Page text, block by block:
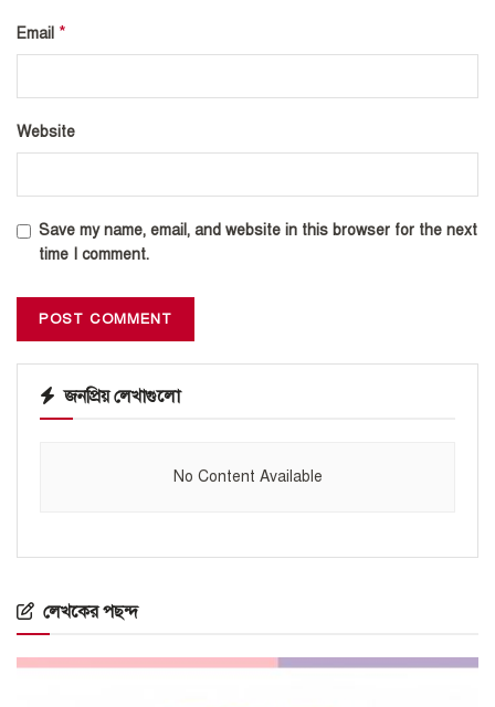
Email *
Website
Save my name, email, and website in this browser for the next
time I comment.
জনপ্রিয় লেখাগুলো
No Content Available
লেখকের পছন্দ